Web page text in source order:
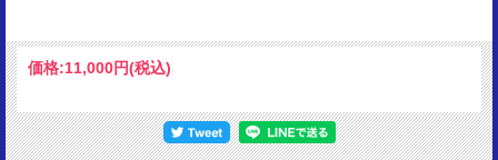
価格:11,000円(税込)